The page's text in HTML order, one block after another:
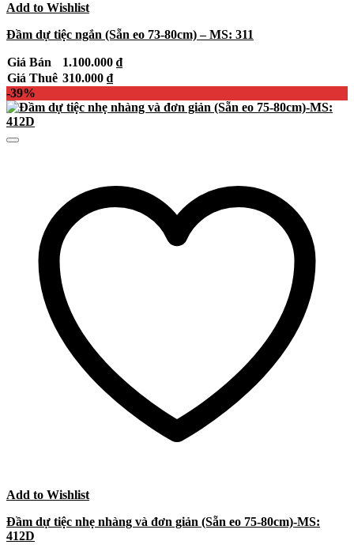
Add to Wishlist
Đầm dự tiệc ngắn (Sẵn eo 73-80cm) – MS: 311
Giá Bán 1.100.000 ₫
Giá Thuê 310.000 ₫
-39%
Add to Wishlist
Đầm dự tiệc nhẹ nhàng và đơn giản (Sẵn eo 75-80cm)-MS:
412D